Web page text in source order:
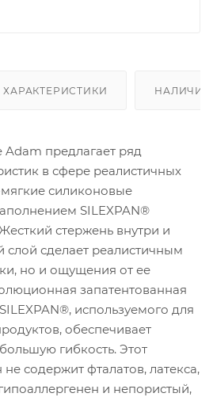
ХАРАКТЕРИСТИКИ НАЛИЧИЕ
предлагает ряд
в сфере реалистичных
силиконовые
SILEXPAN®
стержень внутри и
сделает реалистичным
но и ощущения от ее
запатентованная
используемого для
обеспечивает
гибкость. Этот
содержит фталатов, латекса,
и непористый,